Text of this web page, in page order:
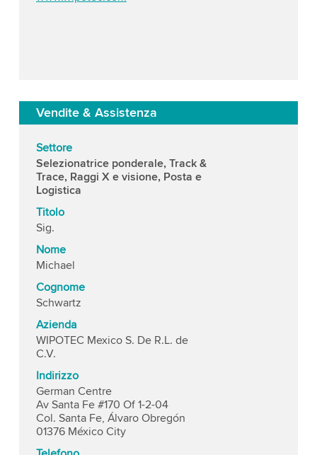
Vendite & Assistenza
Settore
Selezionatrice ponderale, Track &
Trace, Raggi X e visione, Posta e
Logistica
Titolo
Sig.
Nome
Michael
Cognome
Schwartz
Azienda
WIPOTEC Mexico S. De R.L. de
C.V.
Indirizzo
German Centre
Av Santa Fe #170 Of 1-2-04
Col. Santa Fe, Álvaro Obregón
01376 México City